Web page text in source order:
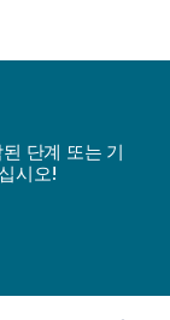
단계 또는 기
시오!